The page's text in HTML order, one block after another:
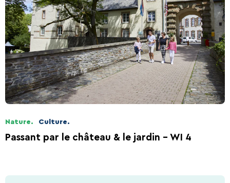
Nature. Culture.
Passant par le château & le jardin - WI 4